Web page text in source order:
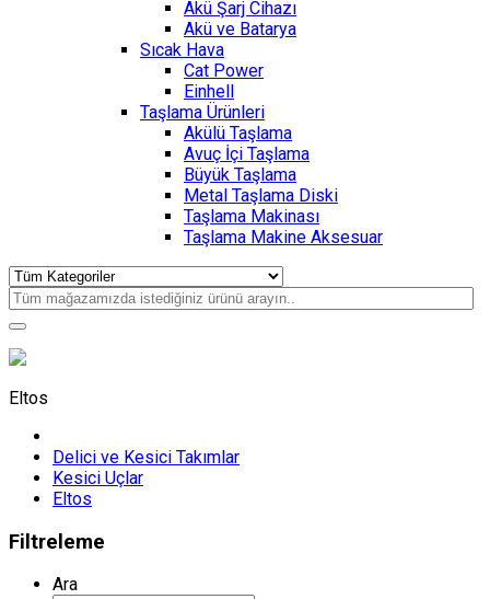
Akü Şarj Cihazı
Akü ve Batarya
Sıcak Hava
Cat Power
Einhell
Taşlama Ürünleri
Akülü Taşlama
Avuç İçi Taşlama
Büyük Taşlama
Metal Taşlama Diski
Taşlama Makinası
Taşlama Makine Aksesuar
Eltos
Delici ve Kesici Takımlar
Kesici Uçlar
Eltos
Filtreleme
Ara